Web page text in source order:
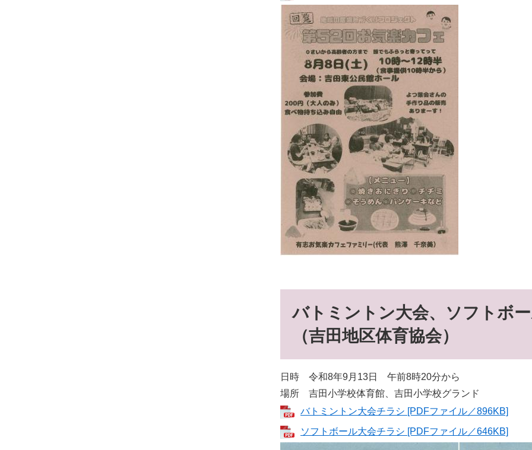
バトミントン大会、ソフトボ
（吉田地区体育協会）
日時 令和8年9月13日 午前8時20分から
場所 吉田小学校体育館、吉田小学校グランド
バトミントン大会チラシ [PDFファイル／896KB]
ソフトボール大会チラシ [PDFファイル／646KB]